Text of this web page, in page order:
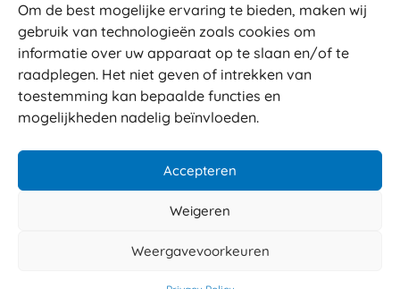
Om de best mogelijke ervaring te bieden, maken wij
gebruik van technologieën zoals cookies om
informatie over uw apparaat op te slaan en/of te
raadplegen. Het niet geven of intrekken van
toestemming kan bepaalde functies en
mogelijkheden nadelig beïnvloeden.
Accepteren
Weigeren
Weergavevoorkeuren
Betalen
Levering
Retouren
Service en garantie
Veilig betalen
© 2026 Sabé Verpakkingen
Algemene voorwaarden